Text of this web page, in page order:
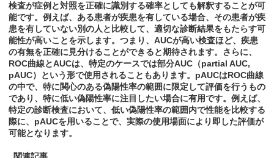
検査が症例と対照を正確に識別する確率としても解釈することが可
能です。例えば、ある患者が疾患を有している場合、その患者が疾
患を有していない別の人と比較して、適切な診断結果をもたらす可
能性が高いことを示します。つまり、AUCが高い検査ほど、疾患
の有無を正確に見分けることができると期待されます。さらに、
ROC曲線とAUCは、特定のケースでは部分AUC（partial AUC,
pAUC）という形で使用されることもあります。pAUCはROC曲線
の中で、特に関心のある偽陽性率の範囲に限定して評価を行うもの
であり、特に低い偽陽性率に注目したい場合に有用です。例えば、
特定の診断検査において、低い偽陽性率の範囲内で性能を比較する
際に、pAUCを用いることで、実際の使用場面により即した評価が
可能となります。